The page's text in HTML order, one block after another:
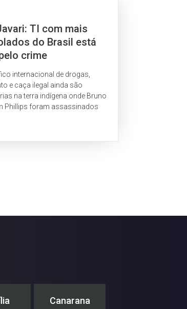
TI com mais
do Brasil está
crime
internacional de drogas,
e caça ilegal ainda são
na terra indígena onde Bruno
Phillips foram assassinados
Canarana